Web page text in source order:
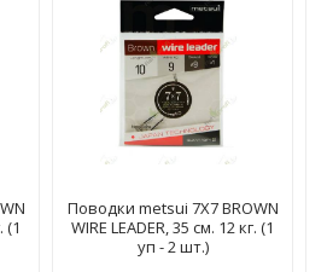
(1
Поводки metsui 7X7 BROWN
WIRE LEADER, 35 см. 12 кг. (1
уп - 2 шт.)